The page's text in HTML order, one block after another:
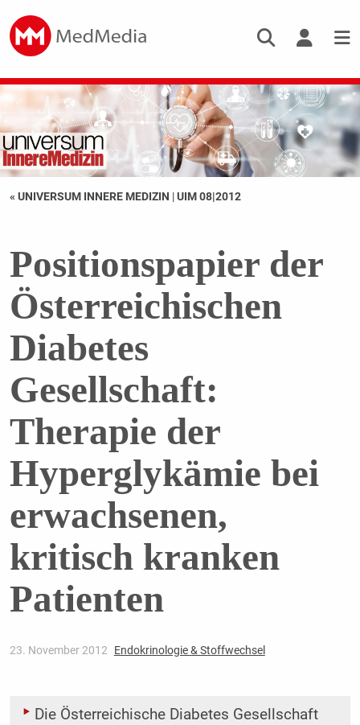
« UNIVERSUM INNERE MEDIZIN |UIM 08|2012
Positionspapier der
Österreichischen
Diabetes
Gesellschaft:
Therapie der
Hyperglykämie bei
erwachsenen,
kritisch kranken
Patienten
23. November 2012 Endokrinologie & Stoffwechsel
Die Österreichische Diabetes Gesellschaft